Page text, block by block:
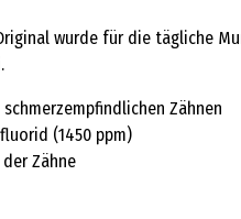
wurde für die tägliche
Zähnen
(1450 ppm)
Zähne